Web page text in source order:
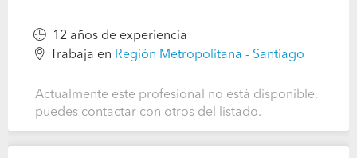
12 años de experiencia
Trabaja en Región Metropolitana - Santiago
Actualmente este profesional no está disponible,
puedes contactar con otros del listado.